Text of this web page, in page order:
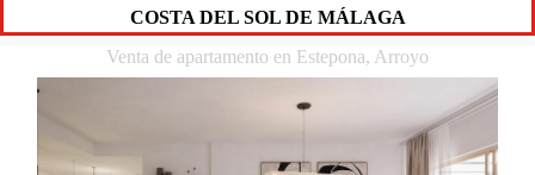
COSTA DEL SOL DE MÁLAGA
Venta de apartamento en Estepona, Arroyo